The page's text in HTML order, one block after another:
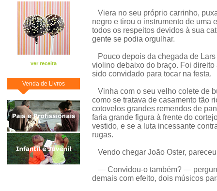
ver receita
Venda de Livros
Viera no seu próprio carrinho,
negro e tirou o instrumento de uma
todos os respeitos devidos à sua
gente se podia orgulhar.
Pouco depois da chegada de
violino debaixo do braço. Foi
sido convidado para tocar na festa.
Vinha com o seu velho colete de
como se tratava de casamento tão
cotovelos grandes remendos de
faria grande figura à frente do
vestido, e se a luta incessante
rugas.
Vendo chegar João Oster,
— Convidou-o também? —
demais com efeito, dois músicos